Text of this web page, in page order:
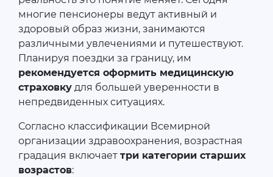
многие пенсионеры ведут активный и
здоровый образ жизни, занимаются
различными увлечениями и путешествуют.
Планируя поездки за границу, им
рекомендуется оформить медицинскую
страховку для большей уверенности в
непредвиденных ситуациях.
Согласно классификации Всемирной
организации здравоохранения, возрастная
градация включает три категории старших
возрастов: